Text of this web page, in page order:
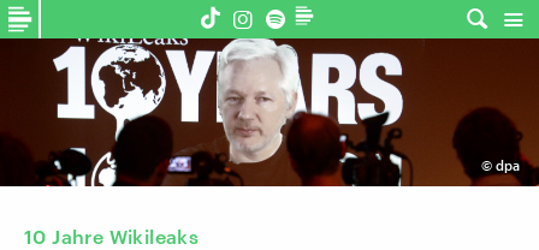
© dpa
10 Jahre Wikileaks